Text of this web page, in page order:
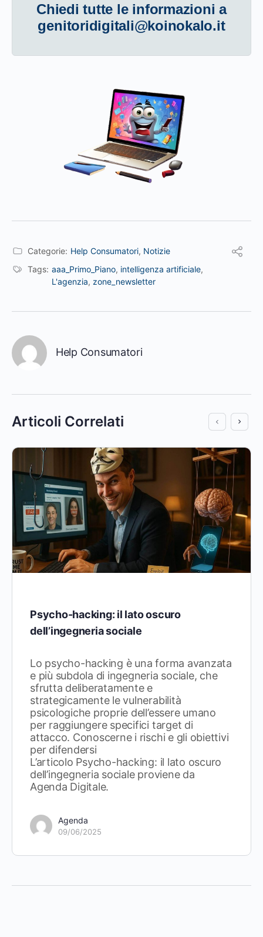
Chiedi tutte le informazioni a
genitoridigitali@koinokalo.it
Categorie: Help Consumatori, Notizie
Tags: aaa_Primo_Piano, intelligenza artificiale,
L'agenzia, zone_newsletter
Help Consumatori
Articoli Correlati
Psycho-hacking: il lato oscuro
dell’ingegneria sociale
Lo psycho-hacking è una forma avanzata
e più subdola di ingegneria sociale, che
sfrutta deliberatamente e
strategicamente le vulnerabilità
psicologiche proprie dell’essere umano
per raggiungere specifici target di
attacco. Conoscerne i rischi e gli obiettivi
per difendersi
L’articolo Psycho-hacking: il lato oscuro
dell’ingegneria sociale proviene da
Agenda Digitale.
Agenda
09/06/2025